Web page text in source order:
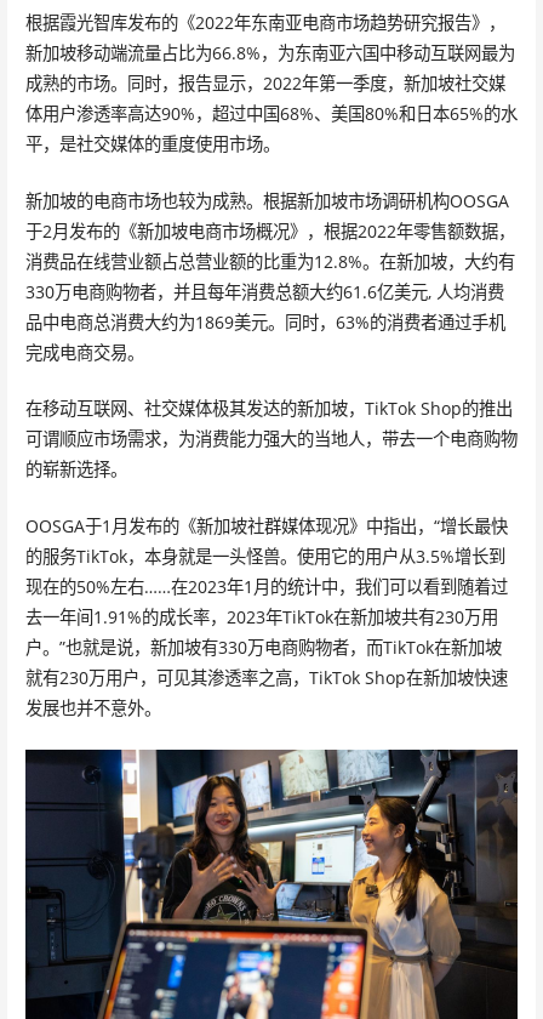
根据霞光智库发布的《2022年东南亚电商市场趋势研究报告》，
新加坡移动端流量占比为66.8%，为东南亚六国中移动互联网最为
成熟的市场。同时，报告显示，2022年第一季度，新加坡社交媒
体用户渗透率高达90%，超过中国68%、美国80%和日本65%的水
平，是社交媒体的重度使⽤市场。
新加坡的电商市场也较为成熟。根据新加坡市场调研机构OOSGA
于2月发布的《新加坡电商市场概况》，根据2022年零售额数据，
消费品在线营业额占总营业额的比重为12.8%。在新加坡，大约有
330万电商购物者，并且每年消费总额大约61.6亿美元, 人均消费
品中电商总消费大约为1869美元。同时，63%的消费者通过手机
完成电商交易。
在移动互联网、社交媒体极其发达的新加坡，TikTok Shop的推出
可谓顺应市场需求，为消费能力强大的当地人，带去一个电商购物
的崭新选择。
OOSGA于1月发布的《新加坡社群媒体现况》中指出，“增长最快
的服务TikTok，本身就是一头怪兽。使用它的用户从3.5%增长到
现在的50%左右……在2023年1月的统计中，我们可以看到随着过
去一年间1.91%的成长率，2023年TikTok在新加坡共有230万用
户。”也就是说，新加坡有330万电商购物者，而TikTok在新加坡
就有230万用户，可见其渗透率之高，TikTok Shop在新加坡快速
发展也并不意外。